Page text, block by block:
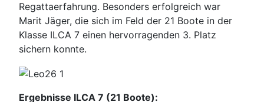
Regattaerfahrung. Besonders erfolgreich war
Marit Jäger, die sich im Feld der 21 Boote in der
Klasse ILCA 7 einen hervorragenden 3. Platz
sichern konnte.
Ergebnisse ILCA 7 (21 Boote):